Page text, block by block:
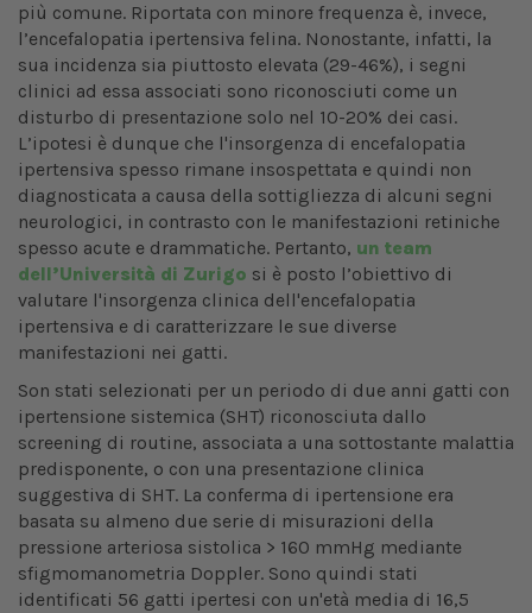
più comune. Riportata con minore frequenza è, invece,
l’encefalopatia ipertensiva felina. Nonostante, infatti, la
sua incidenza sia piuttosto elevata (29-46%), i segni
clinici ad essa associati sono riconosciuti come un
disturbo di presentazione solo nel 10-20% dei casi.
L’ipotesi è dunque che l'insorgenza di encefalopatia
ipertensiva spesso rimane insospettata e quindi non
diagnosticata a causa della sottigliezza di alcuni segni
neurologici, in contrasto con le manifestazioni retiniche
spesso acute e drammatiche. Pertanto, un team
dell’Università di Zurigo si è posto l’obiettivo di
valutare l'insorgenza clinica dell'encefalopatia
ipertensiva e di caratterizzare le sue diverse
manifestazioni nei gatti.
Son stati selezionati per un periodo di due anni gatti con
ipertensione sistemica (SHT) riconosciuta dallo
screening di routine, associata a una sottostante malattia
predisponente, o con una presentazione clinica
suggestiva di SHT. La conferma di ipertensione era
basata su almeno due serie di misurazioni della
pressione arteriosa sistolica > 160 mmHg mediante
sfigmomanometria Doppler. Sono quindi stati
identificati 56 gatti ipertesi con un'età media di 16,5